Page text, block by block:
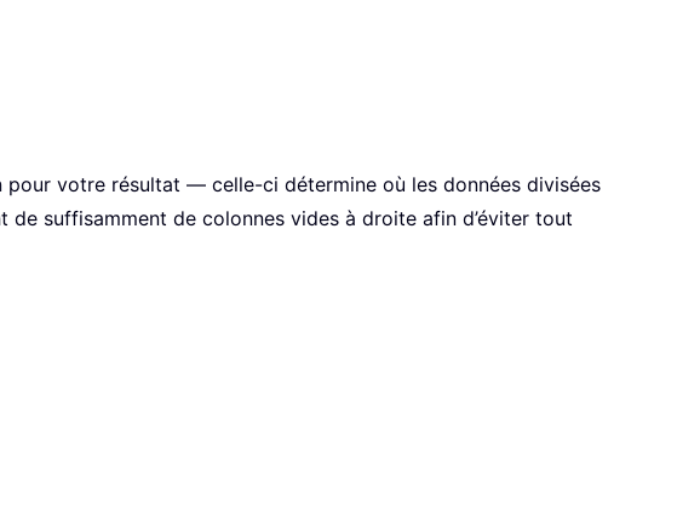
votre résultat — celle-ci détermine où les données divisées
suffisamment de colonnes vides à droite afin d’éviter tout